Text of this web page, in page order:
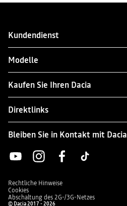
Kundendienst
Modelle
Kaufen Sie Ihren Dacia
Direktlinks
Bleiben Sie in Kontakt mit Dacia
Rechtliche Hinweise
Cookies
Abschaltung des 2G-/3G-Netzes
© Dacia 2017 - 2026